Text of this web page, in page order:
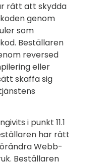
rätt att skydda
genom
som
Beställaren
reversed
eller
skaffa sig
i punkt 11.1
har rätt
Webb-
Beställaren